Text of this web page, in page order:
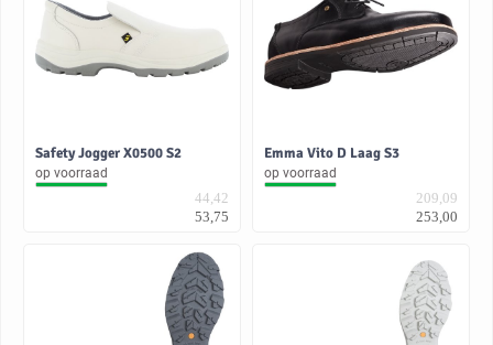
Safety Jogger X0500 S2
op voorraad
44,42
53,75
Emma Vito D Laag S3
op voorraad
209,09
253,00